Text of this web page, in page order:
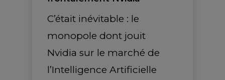
C’était inévitable : le
monopole dont jouit
Nvidia sur le marché de
l’Intelligence Artificielle